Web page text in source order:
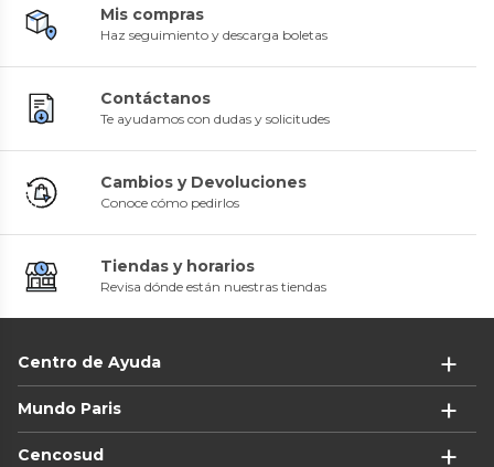
Mis compras
Haz seguimiento y descarga boletas
Contáctanos
Te ayudamos con dudas y solicitudes
Cambios y Devoluciones
Conoce cómo pedirlos
Tiendas y horarios
Revisa dónde están nuestras tiendas
Centro de Ayuda
Mundo Paris
Cencosud